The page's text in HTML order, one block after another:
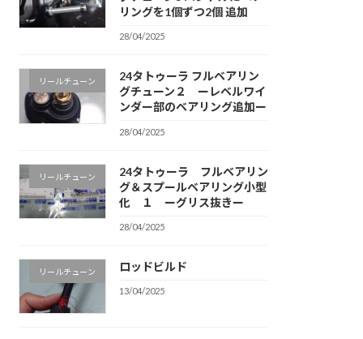
リングを1個ずつ2個 追加
28/04/2025
リールチューン
24タトゥーラ フルベアリン
グチューン２ ーレベルワイ
ンダー部のベアリング追加ー
28/04/2025
リールチューン
24タトゥーラ フルベアリン
グ＆スプールベアリング小型
化 １ ーグリス抜きー
28/04/2025
リールチューン ロッドビルド
13/04/2025